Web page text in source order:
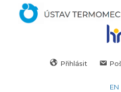
Přihlásit
EN